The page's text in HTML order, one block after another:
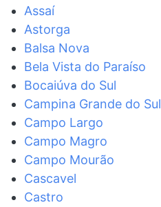
Assaí
Astorga
Balsa Nova
Bela Vista do Paraíso
Bocaiúva do Sul
Campina Grande do Sul
Campo Largo
Campo Magro
Campo Mourão
Cascavel
Castro